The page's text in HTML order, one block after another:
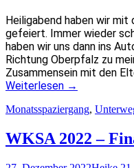
Heiligabend haben wir mit
gefeiert. Immer wieder
haben wir uns dann ins
Richtung Oberpfalz zu
Zusammensein mit den
Weiterlesen →
Monatsspaziergang,
WKSA 2022 –